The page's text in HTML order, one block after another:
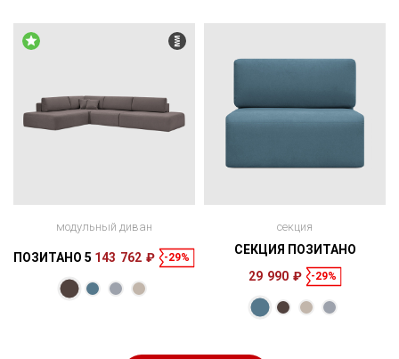
модульный диван
ПОЗИТАНО 5 143 762 ₽ -29%
Размеры
Спальное
секция
СЕКЦИЯ ПОЗИТАНО
29 990 ₽
-29%